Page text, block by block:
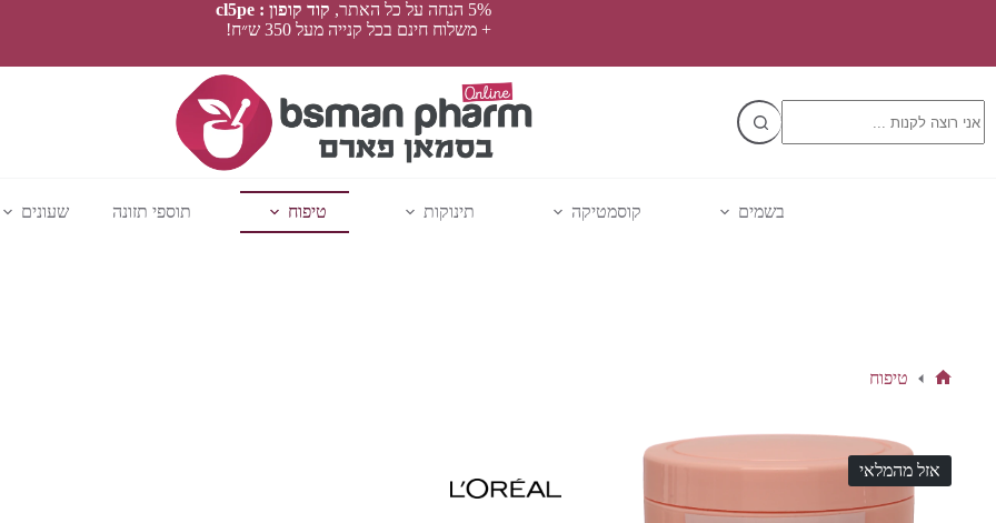
5% הנחה על כל האתר,
קוד קופון : cl5pe
+ משלוח חינם בכל קנייה מעל 350 ש״ח!
results
בשמים קוסמטיקה תינוקות טיפוח תוספי תזונה שעונים
טיפוח
אזל מהמלאי